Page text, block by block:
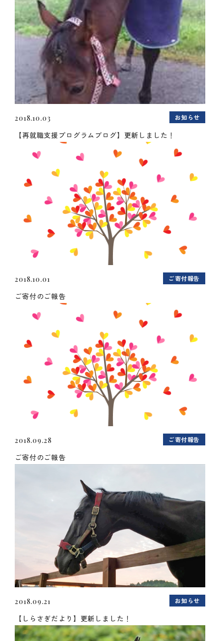
2018.10.03 お知らせ
【再就職支援プログラムブログ】更新しました！
2018.10.01 ご寄付報告
ご寄付のご報告
2018.09.28 ご寄付報告
ご寄付のご報告
2018.09.21 お知らせ
【しらさぎだより】更新しました！